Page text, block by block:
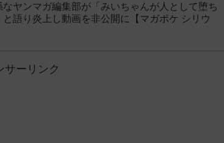
ヤンマガ編集部が「みいちゃんが人として堕ち
語り炎上し動画を非公開に【マガポケ シリウ
サーリンク